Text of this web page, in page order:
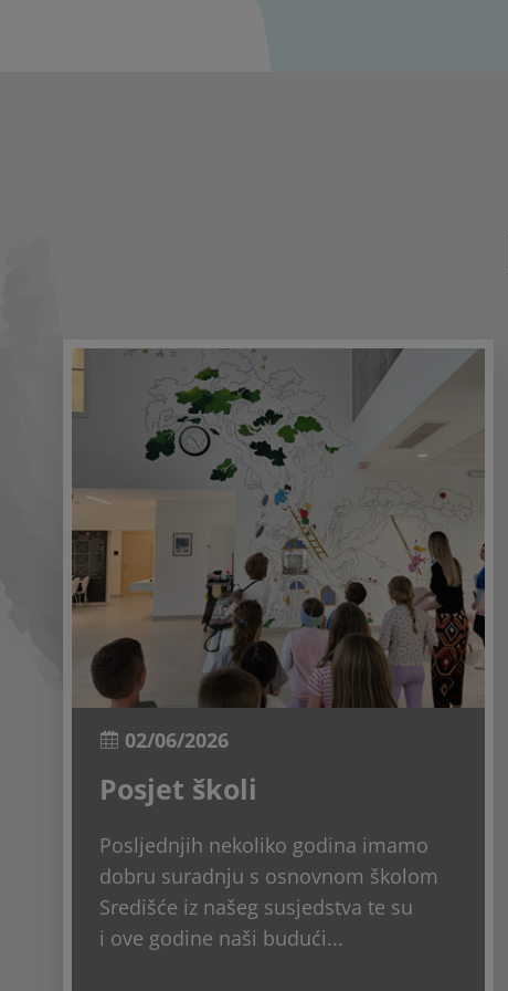
02/06/2026
Posjet školi
Posljednjih nekoliko godina imamo
dobru suradnju s osnovnom školom
Središće iz našeg susjedstva te su
i ove godine naši budući...